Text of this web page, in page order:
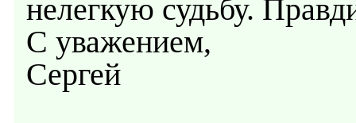
нелегкую судьбу.
С уважением,
Сергей